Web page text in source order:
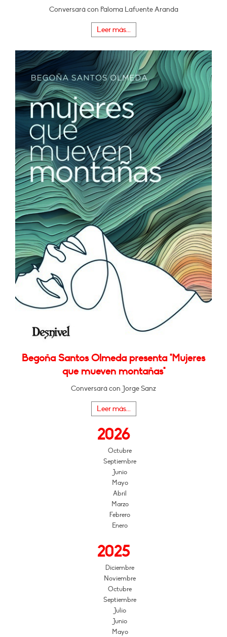
Conversará con Paloma Lafuente Aranda
Leer más...
Begoña Santos Olmeda presenta "Mujeres
que mueven montañas"
Conversará con Jorge Sanz
Leer más...
2026
Octubre
Septiembre
Junio
Mayo
Abril
Marzo
Febrero
Enero
2025
Diciembre
Noviembre
Octubre
Septiembre
Julio
Junio
Mayo